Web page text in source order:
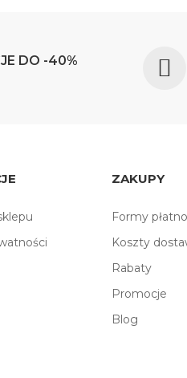
DO -40%
ZAKUPY
Formy
Koszty
Rabaty
Promocje
Blog